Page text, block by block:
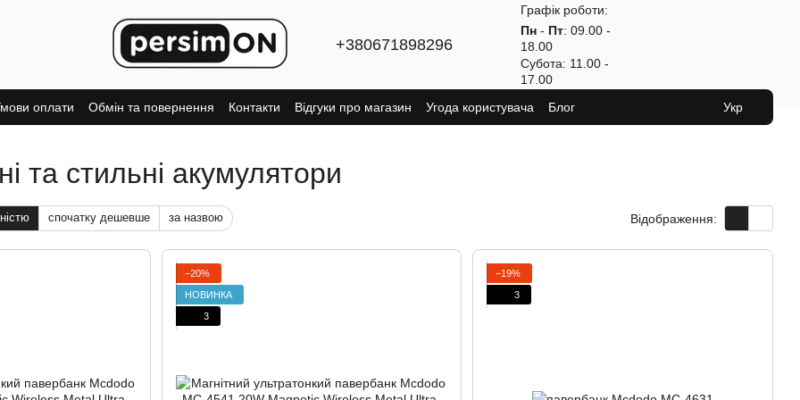
+380671898296
Графік роботи:
Пн- Пт: 09.00 -
18.00
Субота: 11.00 -
17.00
оплати Обмін та повернення Контакти Відгуки про магазин Угода користувача Блог Укр
та стильні акумулятори
спочатку дешевше за назвою Відображення:
−20%
НОВИНКА
3
−19%
3